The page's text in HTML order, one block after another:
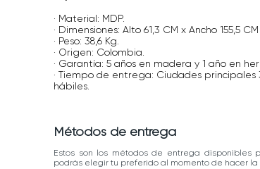
· Material: MDP.
· Dimensiones: Alto 61,3 CM x Ancho 155,5
· Peso: 38,6 Kg.
· Origen: Colombia.
· Garantía: 5 años en madera y 1 año en
· Tiempo de entrega: Ciudades principales
hábiles.
Métodos de entrega
Estos son los métodos de entrega disponibles
podrás elegir tu preferido al momento de hacer la